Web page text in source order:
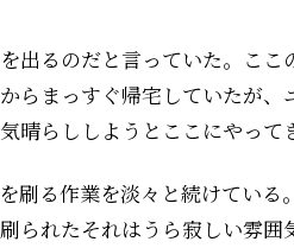
出るのだと言っていた。ここ
らまっすぐ帰宅していたが、
晴らししようとここにやって
刷る作業を淡々と続けている
られたそれはうら寂しい雰囲